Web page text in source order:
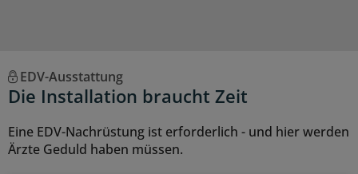
EDV-Ausstattung
Die Installation braucht Zeit
Eine EDV-Nachrüstung ist erforderlich - und hier werden
Ärzte Geduld haben müssen.